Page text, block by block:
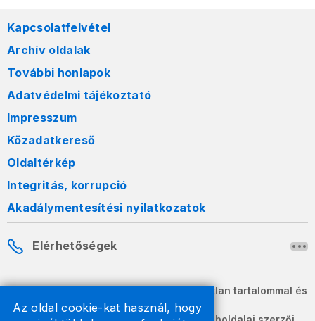
Az oldal cookie-kat használ, hogy
Kapcsolatfelvétel
Archív oldalak
További honlapok
Adatvédelmi tájékoztató
Impresszum
Közadatkereső
Oldaltérkép
Integritás, korrupció
Akadálymentesítési nyilatkozatok
Elérhetőségek
A honlapon szereplő információk változatlan tartalommal és
formában szabadon terjeszthetők.